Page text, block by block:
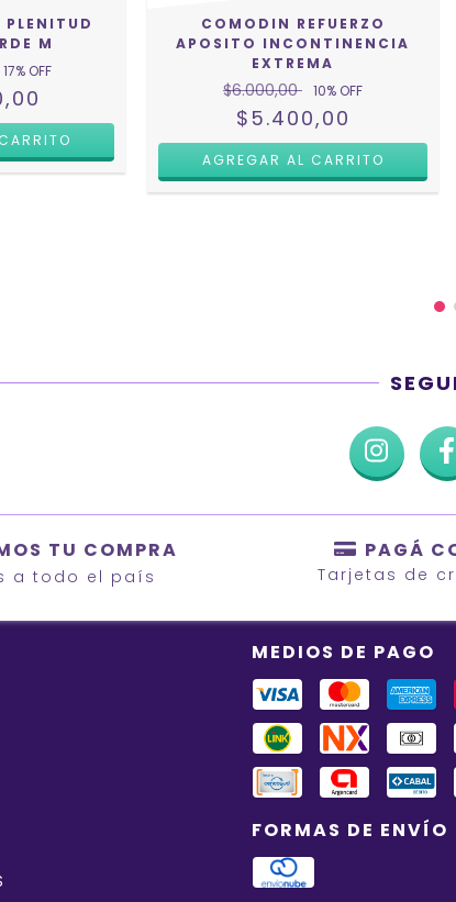
M
17% OFF
COMODIN REFUERZO
APOSITO INCONTINENCIA
EXTREMA
$6.000,00 10% OFF
$5.400,00
TU COMPRA
a todo el país
PAGÁ
Tarjetas de
MEDIOS DE PAGO
FORMAS DE ENVÍO